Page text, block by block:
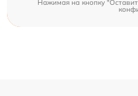
Нажимая на кнопку